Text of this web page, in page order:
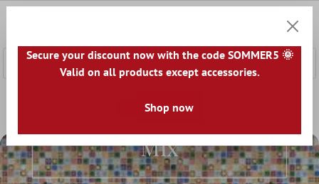
Glasmozaïek
Glasmozaïek 8mm
Mix
Secure your discount now with the code SOMMER5 🌞
Valid on all products except accessories.
Shop now